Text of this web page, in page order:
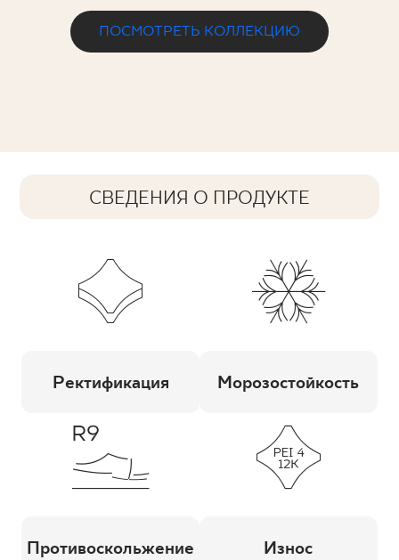
ПОСМОТРЕТЬ КОЛЛЕКЦИЮ
СВЕДЕНИЯ О ПРОДУКТЕ
Ректификация Морозостойкость
Противоскольжение Износ